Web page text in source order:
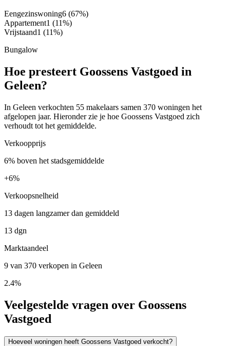
Eengezinswoning6 (67%)
Appartement1 (11%)
Vrijstaand1 (11%)
Bungalow
Hoe presteert Goossens Vastgoed in
Geleen?
In Geleen verkochten 55 makelaars samen 370 woningen het
afgelopen jaar. Hieronder zie je hoe Goossens Vastgoed zich
verhoudt tot het gemiddelde.
Verkoopprijs
6% boven het stadsgemiddelde
+6%
Verkoopsnelheid
13 dagen langzamer dan gemiddeld
13 dgn
Marktaandeel
9 van 370 verkopen in Geleen
2.4%
Veelgestelde vragen over Goossens
Vastgoed
Hoeveel woningen heeft Goossens Vastgoed verkocht?